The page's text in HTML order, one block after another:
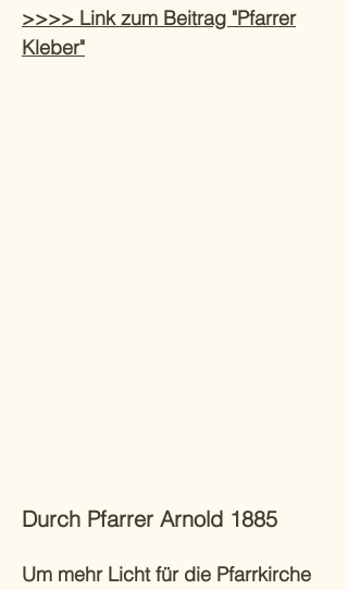
>>>> Link zum Beitrag "Pfarrer
Kleber"
Durch Pfarrer Arnold 1885
Um mehr Licht für die Pfarrkirche